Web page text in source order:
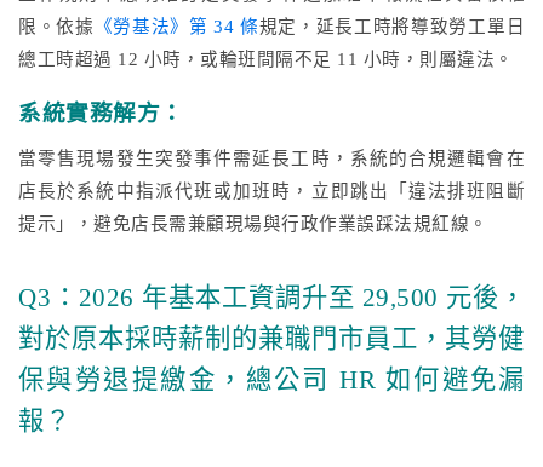
限。依據 《勞基法》第 34 條規定，延長工時將導致勞工單日
總工時超過 12 小時，或輪班間隔不足 11 小時，則屬違法。
系統實務解方：
當零售現場發生突發事件需延長工時，系統的合規邏輯會在
店長於系統中指派代班或加班時，立即跳出「違法排班阻斷
提示」，避免店長需兼顧現場與行政作業誤踩法規紅線。
Q3：2026 年基本工資調升至 29,500 元後，
對於原本採時薪制的兼職門市員工，其勞健
保與勞退提繳金，總公司 HR 如何避免漏
報？